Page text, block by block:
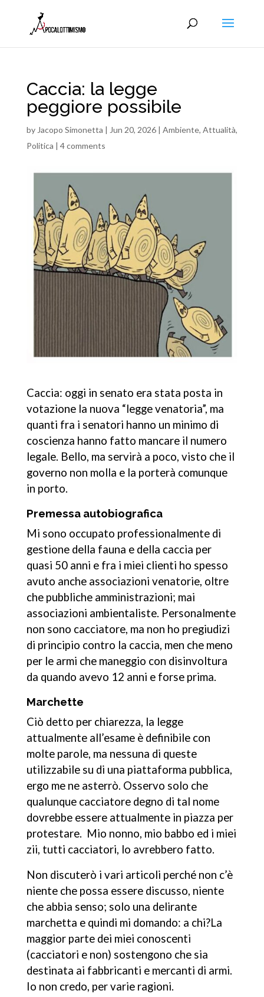
Caccia: la legge
peggiore possibile
by Jacopo Simonetta | Jun 20, 2026| Ambiente, Attualità,
Politica | 4 comments
Caccia: oggi in senato era stata posta in
votazione la nuova “legge venatoria”, ma
quanti fra i senatori hanno un minimo di
coscienza hanno fatto mancare il numero
legale. Bello, ma servirà a poco, visto che il
governo non molla e la porterà comunque
in porto.
Premessa autobiografica
Mi sono occupato professionalmente di
gestione della fauna e della caccia per
quasi 50 anni e fra i miei clienti ho spesso
avuto anche associazioni venatorie, oltre
che pubbliche amministrazioni; mai
associazioni ambientaliste. Personalmente
non sono cacciatore, ma non ho pregiudizi
di principio contro la caccia, men che meno
per le armi che maneggio con disinvoltura
da quando avevo 12 anni e forse prima.
Marchette
Ciò detto per chiarezza, la legge
attualmente all’esame è definibile con
molte parole, ma nessuna di queste
utilizzabile su di una piattaforma pubblica,
ergo me ne asterrò. Osservo solo che
qualunque cacciatore degno di tal nome
dovrebbe essere attualmente in piazza per
protestare. Mio nonno, mio babbo ed i miei
zii, tutti cacciatori, lo avrebbero fatto.
Non discuterò i vari articoli perché non c’è
niente che possa essere discusso, niente
che abbia senso; solo una delirante
marchetta e quindi mi domando: a chi?La
maggior parte dei miei conoscenti
(cacciatori e non) sostengono che sia
destinata ai fabbricanti e mercanti di armi.
Io non credo, per varie ragioni.